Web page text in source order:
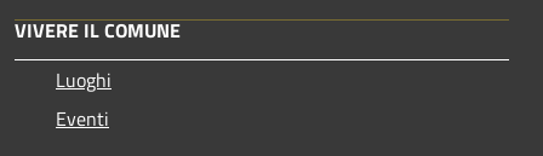
VIVERE IL COMUNE
Luoghi
Eventi